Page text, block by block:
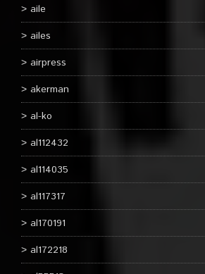
aile
ailes
airpress
akerman
al-ko
al112432
al114035
al117317
al170191
al172218